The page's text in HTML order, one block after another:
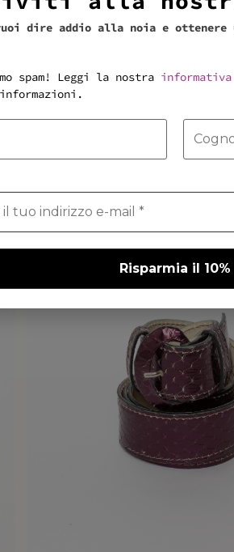
potrebbe
dire addio alla noia e ottenere
spam! Leggi la nostra